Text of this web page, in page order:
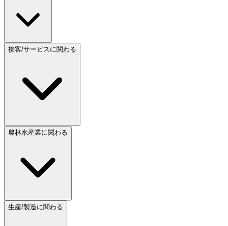
接客/サービスに関わる
農林水産業に関わる
生産/製造に関わる